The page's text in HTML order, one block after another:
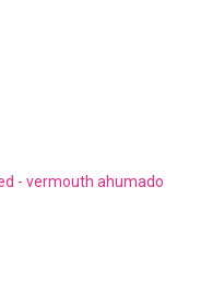
- vermouth ahumado